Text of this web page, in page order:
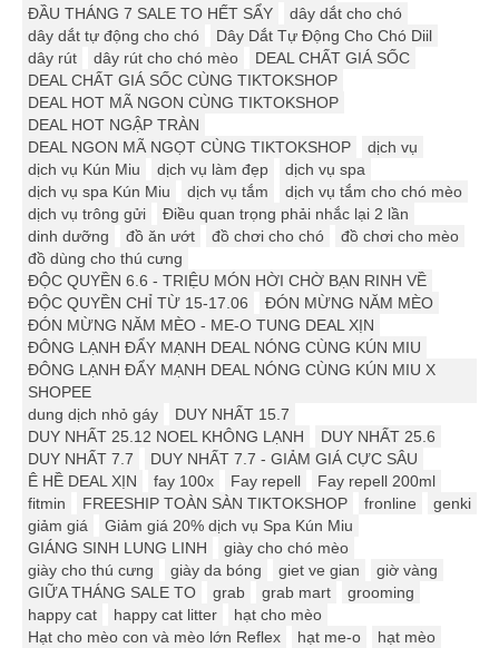
ĐẦU THÁNG 7 SALE TO HẾT SẨY
dây dắt cho chó
dây dắt tự động cho chó
Dây Dắt Tự Động Cho Chó Diil
dây rút
dây rút cho chó mèo
DEAL CHẤT GIÁ SỐC
DEAL CHẤT GIÁ SỐC CÙNG TIKTOKSHOP
DEAL HOT MÃ NGON CÙNG TIKTOKSHOP
DEAL HOT NGẬP TRÀN
DEAL NGON MÃ NGỌT CÙNG TIKTOKSHOP
dịch vụ
dịch vụ Kún Miu
dịch vụ làm đẹp
dịch vụ spa
dịch vụ spa Kún Miu
dịch vụ tắm
dịch vụ tắm cho chó mèo
dịch vụ trông gửi
Điều quan trọng phải nhắc lại 2 lần
dinh dưỡng
đồ ăn ướt đồ chơi cho chó
đồ chơi cho mèo
đồ dùng cho thú cưng
ĐỘC QUYỀN 6.6 - TRIỆU MÓN HỜI CHỜ BẠN RINH VỀ
ĐỘC QUYỀN CHỈ TỪ 15-17.06
ĐÓN MỪNG NĂM MÈO
ĐÓN MỪNG NĂM MÈO - ME-O TUNG DEAL XỊN
ĐÔNG LẠNH ĐẨY MẠNH DEAL NÓNG CÙNG KÚN MIU
ĐÔNG LẠNH ĐẨY MẠNH DEAL NÓNG CÙNG KÚN MIU X
SHOPEE
dung dịch nhỏ gáy
DUY NHẤT 15.7
DUY NHẤT 25.12 ️️NOEL KHÔNG LẠNH
DUY NHẤT 25.6
DUY NHẤT 7.7
DUY NHẤT 7.7 - GIẢM GIÁ CỰC SÂU
Ê HỀ DEAL XỊN
fay 100x Fay repell
Fay repell 200ml
fitmin
FREESHIP TOÀN SÀN TIKTOKSHOP fronline
genki
giảm giá
Giảm giá 20% dịch vụ Spa Kún Miu
GIÁNG SINH LUNG LINH
giày cho chó mèo
giày cho thú cưng
giày da bóng giet ve gian
giờ vàng
GIỮA THÁNG SALE TO
grab grab mart
grooming
happy cat
happy cat litter
hạt cho mèo
Hạt cho mèo con và mèo lớn Reflex
hạt me-o
hạt mèo